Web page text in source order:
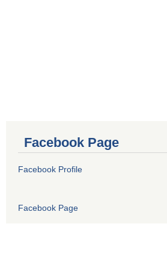
Facebook Page
Facebook Profile
Facebook Page